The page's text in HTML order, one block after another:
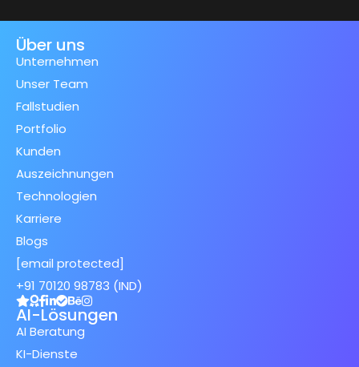
Über uns
Unternehmen
Unser Team
Fallstudien
Portfolio
Kunden
Auszeichnungen
Technologien
Karriere
Blogs
[email protected]
+91 70120 98783 (IND)
AI-Lösungen
AI Beratung
KI-Dienste